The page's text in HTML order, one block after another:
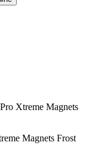
Xtreme Magnets
Magnets Frost